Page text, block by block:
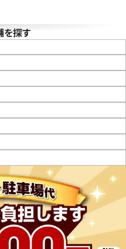
ルガリ エルゴン EG40SCH
参考買取価格
円
※2024年10月27日時点の参考
を探す
宮崎県鹿児島県